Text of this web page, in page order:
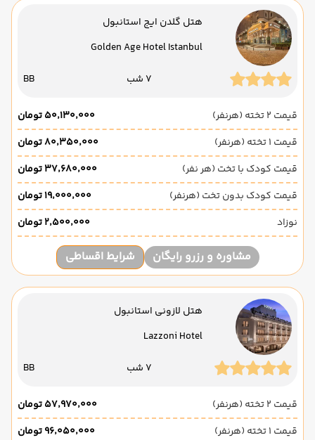
هتل گلدن ایج استانبول
Golden Age Hotel Istanbul
7 شب BB
قیمت 2 تخته (هرنفر)
۵۰٬۱۳۰٬۰۰۰ تومان
قیمت 1 تخته (هرنفر)
۸۰٬۳۵۰٬۰۰۰ تومان
قیمت کودک با تخت (هر نفر)
۳۷٬۶۸۰٬۰۰۰ تومان
قیمت کودک بدون تخت (هرنفر)
۱۹٬۰۰۰٬۰۰۰ تومان
نوزاد
۲٬۵۰۰٬۰۰۰ تومان
مشاوره و رزرو رایگان شرایط اقساطی
هتل لازونی استانبول
Lazzoni Hotel
7 شب BB
قیمت 2 تخته (هرنفر)
۵۷٬۹۷۰٬۰۰۰ تومان
قیمت 1 تخته (هرنفر)
۹۶٬۰۵۰٬۰۰۰ تومان